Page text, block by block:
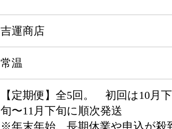
吉運商店
常温
【定期便】全5回。 初回は10月下
旬〜11月下旬に順次発送
※年末年始、長期休業や申込が殺